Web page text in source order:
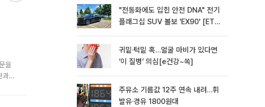
을
과
"전동화에도 입힌 안전 DNA" 전기
플래그십 SUV 볼보 'EX90' [ET의
귀밑·턱밑 혹…얼굴 마비가 있다면
‘이 질병’ 의심[e건강~쏙]
주유소 기름값 12주 연속 내려…휘
발유·경유 1800원대